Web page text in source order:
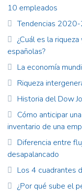
10 empleados
Tendencias
¿Cuál es la
españolas?
La economía
Riqueza
Historia del Dow
Cómo anticipar
inventario de una
Diferencia entre
desapalancado
Los 4 cuadrantes
¿Por qué sube el